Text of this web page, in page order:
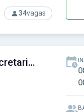
34vagas
SME Joinville-SC - Secretaria Municipal de Educação de Joinville-SC